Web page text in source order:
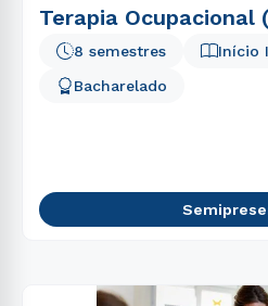
Terapia Ocupacional
8 semestres
Início
Bacharelado